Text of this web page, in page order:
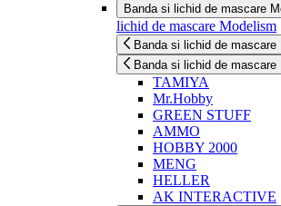
Banda si lichid de mascare
lichid de mascare Modelism
Banda si lichid de mascare
Banda si lichid de mascare
TAMIYA
Mr.Hobby
GREEN STUFF
AMMO
HOBBY 2000
MENG
HELLER
AK INTERACTIVE